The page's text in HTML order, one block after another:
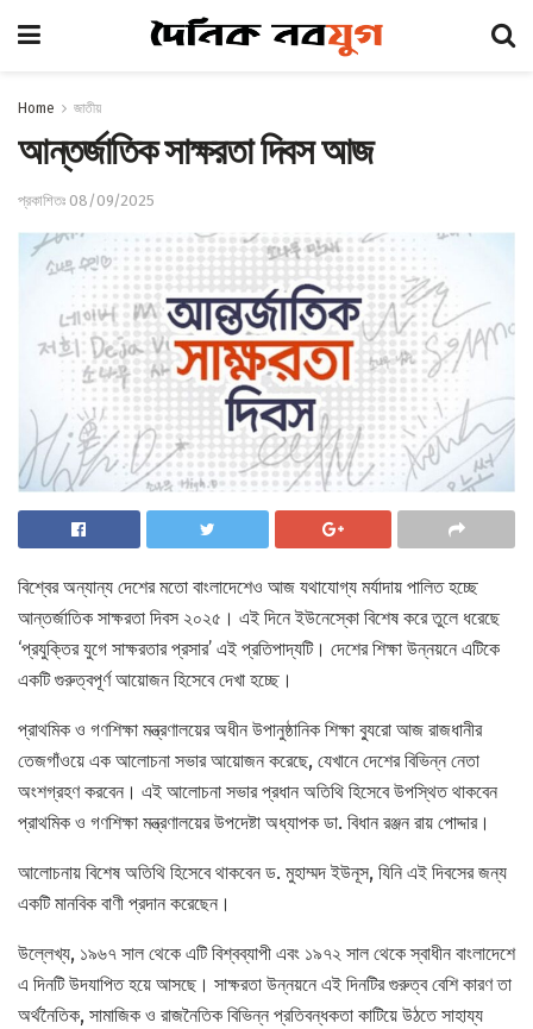
Home জাতীয়
আন্তর্জাতিক সাক্ষরতা দিবস আজ
প্রকাশিতঃ 08/09/2025
বিশ্বের অন্যান্য দেশের মতো বাংলাদেশেও আজ যথাযোগ্য মর্যাদায় পালিত হচ্ছে
আন্তর্জাতিক সাক্ষরতা দিবস ২০২৫। এই দিনে ইউনেস্কো বিশেষ করে তুলে ধরেছে
‘প্রযুক্তির যুগে সাক্ষরতার প্রসার’ এই প্রতিপাদ্যটি। দেশের শিক্ষা উন্নয়নে এটিকে
একটি গুরুত্বপূর্ণ আয়োজন হিসেবে দেখা হচ্ছে।
প্রাথমিক ও গণশিক্ষা মন্ত্রণালয়ের অধীন উপানুষ্ঠানিক শিক্ষা ব্যুরো আজ রাজধানীর
তেজগাঁওয়ে এক আলোচনা সভার আয়োজন করেছে, যেখানে দেশের বিভিন্ন নেতা
অংশগ্রহণ করবেন। এই আলোচনা সভার প্রধান অতিথি হিসেবে উপস্থিত থাকবেন
প্রাথমিক ও গণশিক্ষা মন্ত্রণালয়ের উপদেষ্টা অধ্যাপক ডা. বিধান রঞ্জন রায় পোদ্দার।
আলোচনায় বিশেষ অতিথি হিসেবে থাকবেন ড. মুহাম্মদ ইউনূস, যিনি এই দিবসের জন্য
একটি মানবিক বাণী প্রদান করেছেন।
উল্লেখ্য, ১৯৬৭ সাল থেকে এটি বিশ্বব্যাপী এবং ১৯৭২ সাল থেকে স্বাধীন বাংলাদেশে
এ দিনটি উদযাপিত হয়ে আসছে। সাক্ষরতা উন্নয়নে এই দিনটির গুরুত্ব বেশি কারণ তা
অর্থনৈতিক, সামাজিক ও রাজনৈতিক বিভিন্ন প্রতিবন্ধকতা কাটিয়ে উঠতে সাহায্য